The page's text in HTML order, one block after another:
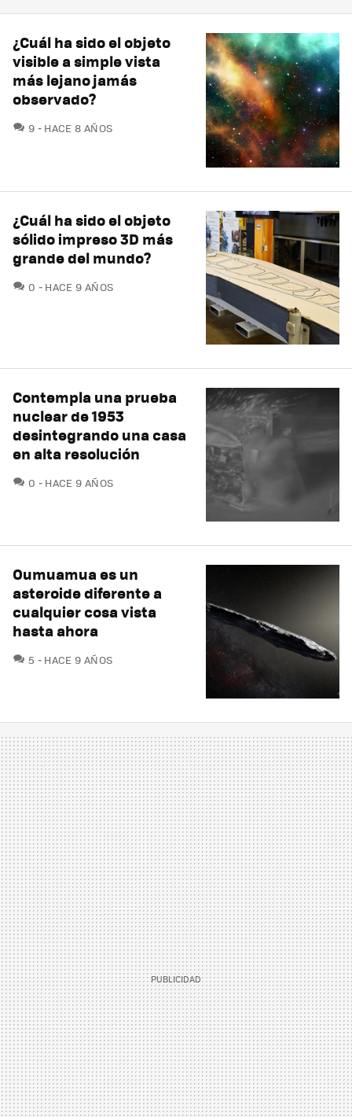
¿Cuál ha sido el objeto
visible a simple vista
más lejano jamás
observado?
9 COMENTARIOS
HACE 8 AÑOS
¿Cuál ha sido el objeto
sólido impreso 3D más
grande del mundo?
0 COMENTARIOS
HACE 9 AÑOS
Contempla una prueba
nuclear de 1953
desintegrando una casa
en alta resolución
0 COMENTARIOS
HACE 9 AÑOS
Oumuamua es un
asteroide diferente a
cualquier cosa vista
hasta ahora
5 COMENTARIOS
HACE 9 AÑOS